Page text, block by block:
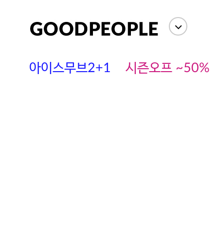
아이스무브2+1 시즌오프 ~50%
상세정보 상품평(0)